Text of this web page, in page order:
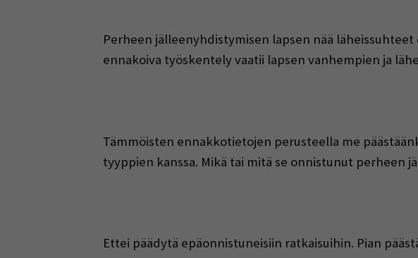
Perheen jälleenyhdistymisen lapsen nää
ennakoiva työskentely vaatii lapsen vanhempien ja
Tämmöisten ennakkotietojen perusteella me
tyyppien kanssa. Mikä tai mitä se onnistunut perheen
Ettei päädytä epäonnistuneisiin ratkaisuihin. Pian